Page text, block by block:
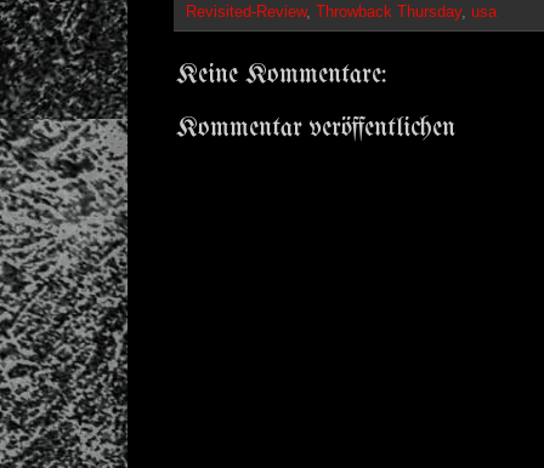
Revisited-Review, Throwback Thursday, usa
Keine Kommentare:
Kommentar veröffentlichen